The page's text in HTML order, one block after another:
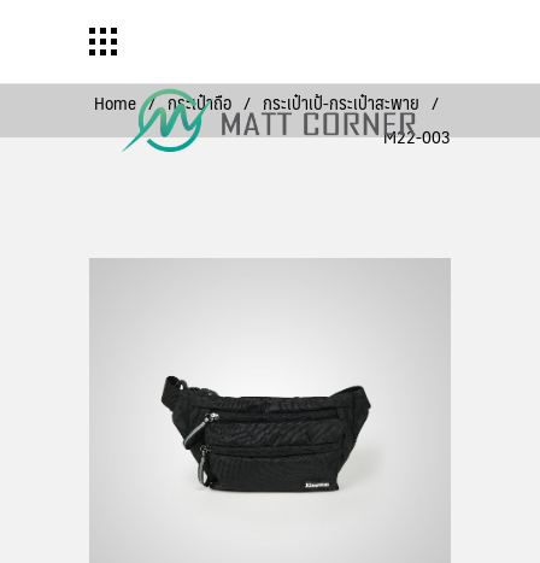
Home / กระเป๋าถือ / กระเป๋าเป้-กระเป๋าสะพาย /
M22-003